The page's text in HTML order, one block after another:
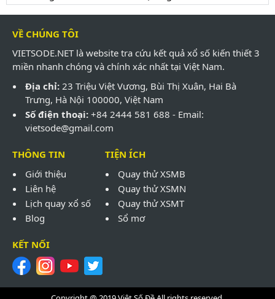
VỀ CHÚNG TÔI
VIETSODE.NET là website tra cứu kết quả xổ số kiến thiết 3
miền nhanh chóng và chính xác nhất tại Việt Nam.
Địa chỉ: 23 Triệu Việt Vương, Bùi Thị Xuân, Hai Bà
Trưng, Hà Nội 100000, Việt Nam
Số điện thoại: +84 2444 581 688 - Email:
vietsode@gmail.com
THÔNG TIN
Giới thiệu
Liên hệ
Lịch quay xổ số
Blog
TIỆN ÍCH
Quay thử XSMB
Quay thử XSMN
Quay thử XSMT
Sổ mơ
KẾT NỐI